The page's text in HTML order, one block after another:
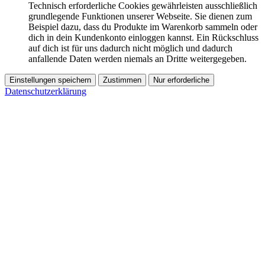
Technisch erforderliche Cookies gewährleisten ausschließlich
grundlegende Funktionen unserer Webseite. Sie dienen zum
Beispiel dazu, dass du Produkte im Warenkorb sammeln oder
dich in dein Kundenkonto einloggen kannst. Ein Rückschluss
auf dich ist für uns dadurch nicht möglich und dadurch
anfallende Daten werden niemals an Dritte weitergegeben.
Einstellungen speichern Zustimmen Nur erforderliche
Datenschutzerklärung